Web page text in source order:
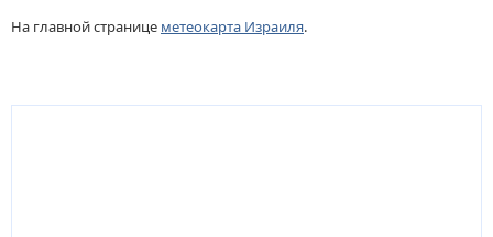
На главной странице метеокарта Израиля.